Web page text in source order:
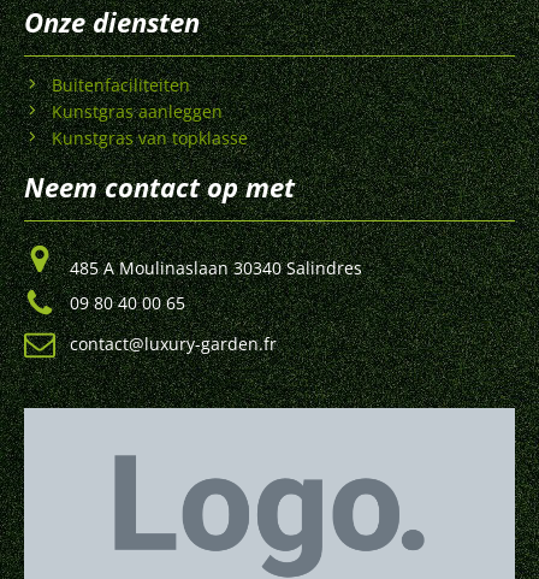
Onze diensten
Buitenfaciliteiten
Kunstgras aanleggen
Kunstgras van topklasse
Neem contact op met
485 A Moulinaslaan 30340 Salindres
09 80 40 00 65
contact@luxury-garden.fr